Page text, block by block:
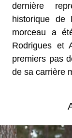
dernière
historique de
morceau a
Rodrigues et
premiers pas
de sa carrière